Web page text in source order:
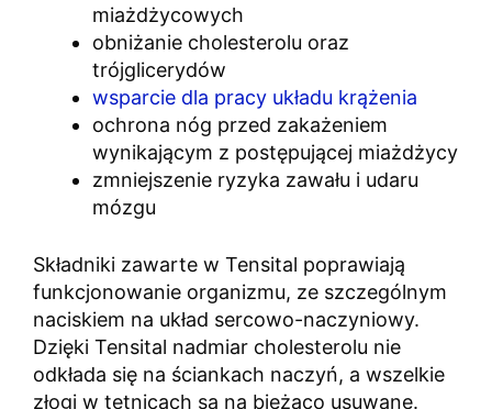
miażdżycowych
obniżanie cholesterolu oraz
trójglicerydów
wsparcie dla pracy układu krążenia
ochrona nóg przed zakażeniem
wynikającym z postępującej miażdżycy
zmniejszenie ryzyka zawału i udaru
mózgu
Składniki zawarte w Tensital poprawiają
funkcjonowanie organizmu, ze szczególnym
naciskiem na układ sercowo-naczyniowy.
Dzięki Tensital nadmiar cholesterolu nie
odkłada się na ściankach naczyń, a wszelkie
złogi w tętnicach są na bieżąco usuwane.